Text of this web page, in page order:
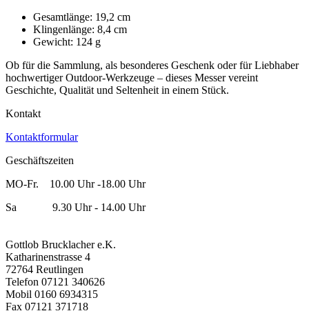
Gesamtlänge: 19,2 cm
Klingenlänge: 8,4 cm
Gewicht: 124 g
Ob für die Sammlung, als besonderes Geschenk oder für Liebhaber
hochwertiger Outdoor-Werkzeuge – dieses Messer vereint
Geschichte, Qualität und Seltenheit in einem Stück.
Kontakt
Kontaktformular
Geschäftszeiten
MO-Fr. 10.00 Uhr -18.00 Uhr
Sa 9.30 Uhr - 14.00 Uhr
Gottlob Brucklacher e.K.
Katharinenstrasse 4
72764 Reutlingen
Telefon 07121 340626
Mobil 0160 6934315
Fax 07121 371718